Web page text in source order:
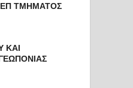
ΤΜΗΜΑΤΟΣ
ΚΑΙ